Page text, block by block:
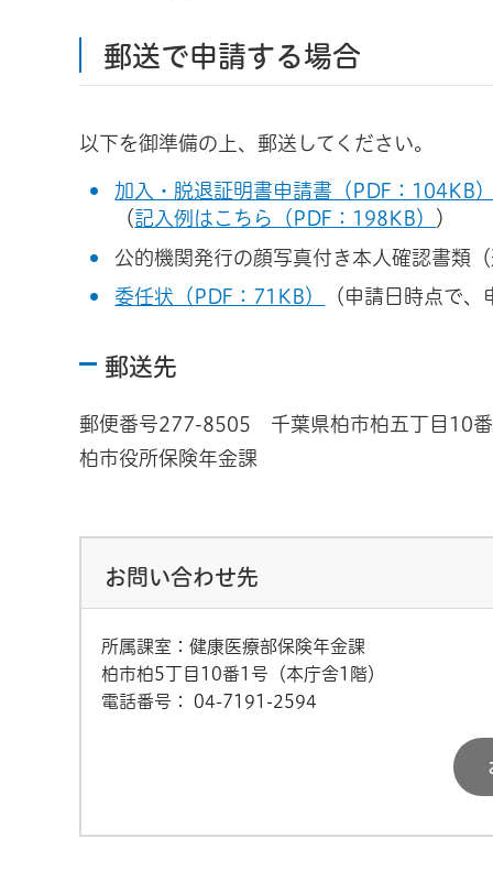
郵送で申請する場合
以下を御準備の上、郵送してください。
加入・脱退証明書申請書（PDF：104KB）
（記入例はこちら（PDF：198KB） ）
公的機関発行の顔写真付き本人確認書類
委任状（PDF：71KB）
（申請日時点で
郵送先
郵便番号277-8505 千葉県柏市柏五丁目10
柏市役所保険年金課
お問い合わせ先
所属課室：健康医療部保険年金課
柏市柏5丁目10番1号（本庁舎1階）
電話番号：
04-7191-2594